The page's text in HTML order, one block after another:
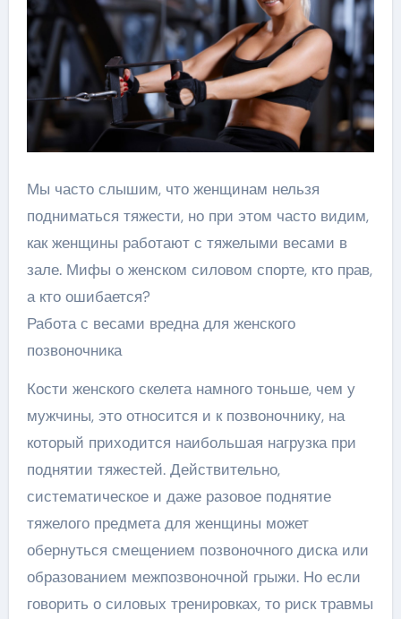
Мы часто слышим, что женщинам нельзя
подниматься тяжести, но при этом часто видим,
как женщины работают с тяжелыми весами в
зале. Мифы о женском силовом спорте, кто прав,
а кто ошибается?
Работа с весами вредна для женского
позвоночника
Кости женского скелета намного тоньше, чем у
мужчины, это относится и к позвоночнику, на
который приходится наибольшая нагрузка при
поднятии тяжестей. Действительно,
систематическое и даже разовое поднятие
тяжелого предмета для женщины может
обернуться смещением позвоночного диска или
образованием межпозвоночной грыжи. Но если
говорить о силовых тренировках, то риск травмы